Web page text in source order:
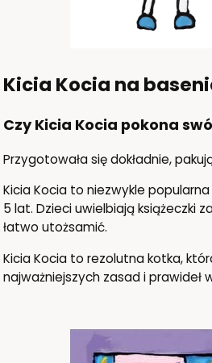
Kicia Kocia na
Czy Kicia Kocia pokona
Przygotowała się dokładnie,
Kicia Kocia to niezwykle
5 lat. Dzieci uwielbiają książeczki
łatwo utożsamić.
Kicia Kocia to rezolutna kotka,
najważniejszych zasad i prawideł